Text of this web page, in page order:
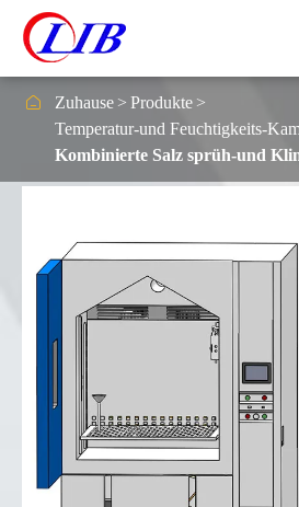
 Zuhause
Produkte
Temperatur-und Feuchtigkeits-
Kombinierte Salz sprüh-und